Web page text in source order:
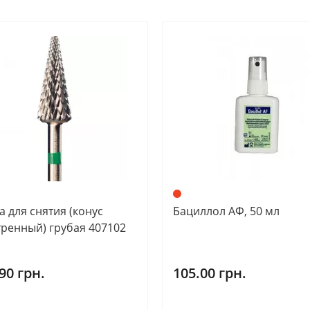
для снятия (конус
грубая 407102
грн.
Бациллол АФ, 50 мл
105.00 грн.